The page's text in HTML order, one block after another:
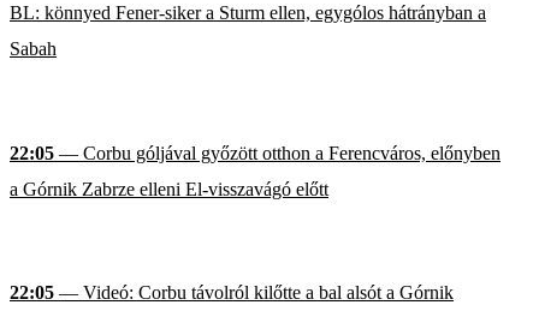
BL: könnyed Fener-siker a Sturm ellen, egygólos hátrányban a
Sabah
22:05 — Corbu góljával győzött otthon a Ferencváros, előnyben
a Górnik Zabrze elleni El-visszavágó előtt
22:05 — Videó: Corbu távolról kilőtte a bal alsót a Górnik